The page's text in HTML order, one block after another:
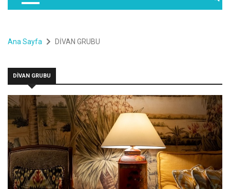
Ana Sayfa DİVAN GRUBU
DİVAN GRUBU